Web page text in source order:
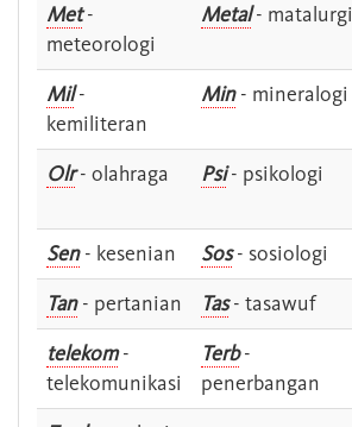
Met-
meteorologi
Metal- matalurgi
Mil-
kemiliteran
Min- mineralogi
Olr- olahraga Psi- psikologi
Sen- kesenian Sos- sosiologi
Tan- pertanian Tas- tasawuf
telekom-
telekomunikasi
Terb-
penerbangan